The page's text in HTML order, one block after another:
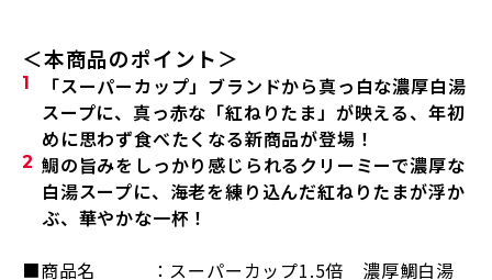
＜本商品のポイント＞
「スーパーカップ」ブランドから真っ白な濃厚白湯
スープに、真っ赤な「紅ねりたま」が映える、年初
めに思わず食べたくなる新商品が登場！
鯛の旨みをしっかり感じられるクリーミーで濃厚な
白湯スープに、海老を練り込んだ紅ねりたまが浮か
ぶ、華やかな一杯！
■商品名 ：スーパーカップ1.5倍 濃厚鯛白湯